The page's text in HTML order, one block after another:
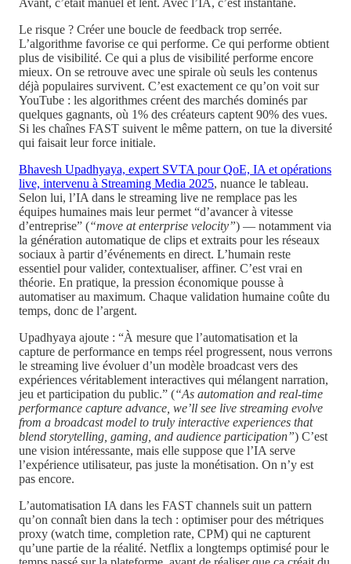
Avant, c’était manuel et lent. Avec l’IA, c’est instantané.
Le risque ? Créer une boucle de feedback trop serrée.
L’algorithme favorise ce qui performe. Ce qui performe obtient
plus de visibilité. Ce qui a plus de visibilité performe encore
mieux. On se retrouve avec une spirale où seuls les contenus
déjà populaires survivent. C’est exactement ce qu’on voit sur
YouTube : les algorithmes créent des marchés dominés par
quelques gagnants, où 1% des créateurs captent 90% des vues.
Si les chaînes FAST suivent le même pattern, on tue la diversité
qui faisait leur force initiale.
Bhavesh Upadhyaya, expert SVTA pour QoE, IA et opérations
live, intervenu à Streaming Media 2025, nuance le tableau.
Selon lui, l’IA dans le streaming live ne remplace pas les
équipes humaines mais leur permet “d’avancer à vitesse
d’entreprise” (“move at enterprise velocity”) — notamment via
la génération automatique de clips et extraits pour les réseaux
sociaux à partir d’événements en direct. L’humain reste
essentiel pour valider, contextualiser, affiner. C’est vrai en
théorie. En pratique, la pression économique pousse à
automatiser au maximum. Chaque validation humaine coûte du
temps, donc de l’argent.
Upadhyaya ajoute : “À mesure que l’automatisation et la
capture de performance en temps réel progressent, nous verrons
le streaming live évoluer d’un modèle broadcast vers des
expériences véritablement interactives qui mélangent narration,
jeu et participation du public.” (“As automation and real-time
performance capture advance, we’ll see live streaming evolve
from a broadcast model to truly interactive experiences that
blend storytelling, gaming, and audience participation”) C’est
une vision intéressante, mais elle suppose que l’IA serve
l’expérience utilisateur, pas juste la monétisation. On n’y est
pas encore.
L’automatisation IA dans les FAST channels suit un pattern
qu’on connaît bien dans la tech : optimiser pour des métriques
proxy (watch time, completion rate, CPM) qui ne capturent
qu’une partie de la réalité. Netflix a longtemps optimisé pour le